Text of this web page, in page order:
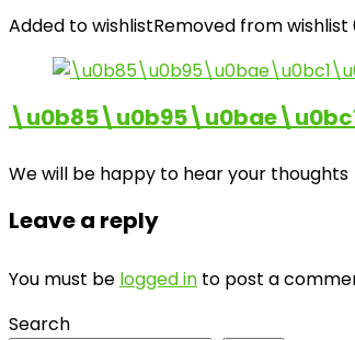
Added to wishlistRemoved from wishlist
We will be happy to hear your thoughts
Leave a reply
You must be logged in to post a
Search